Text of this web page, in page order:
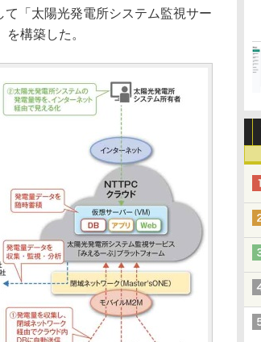
「太陽光発電所システム監視サー
構築した。